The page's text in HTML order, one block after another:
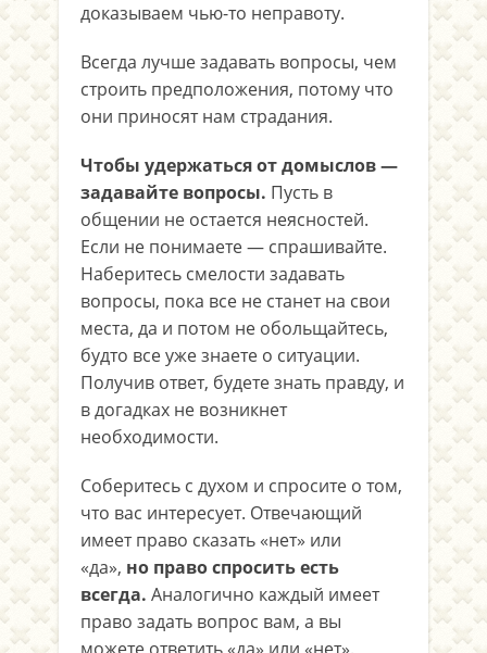
доказываем чью-то неправоту.
Всегда лучше задавать вопросы, чем
строить предположения, потому что
они приносят нам страдания.
Чтобы удержаться от домыслов —
задавайте вопросы. Пусть в
общении не остается неясностей.
Если не понимаете — спрашивайте.
Наберитесь смелости задавать
вопросы, пока все не станет на свои
места, да и потом не обольщайтесь,
будто все уже знаете о ситуации.
Получив ответ, будете знать правду, и
в догадках не возникнет
необходимости.
Соберитесь с духом и спросите о том,
что вас интересует. Отвечающий
имеет право сказать «нет» или
«да», но право спросить есть
всегда. Аналогично каждый имеет
право задать вопрос вам, а вы
можете ответить «да» или «нет».